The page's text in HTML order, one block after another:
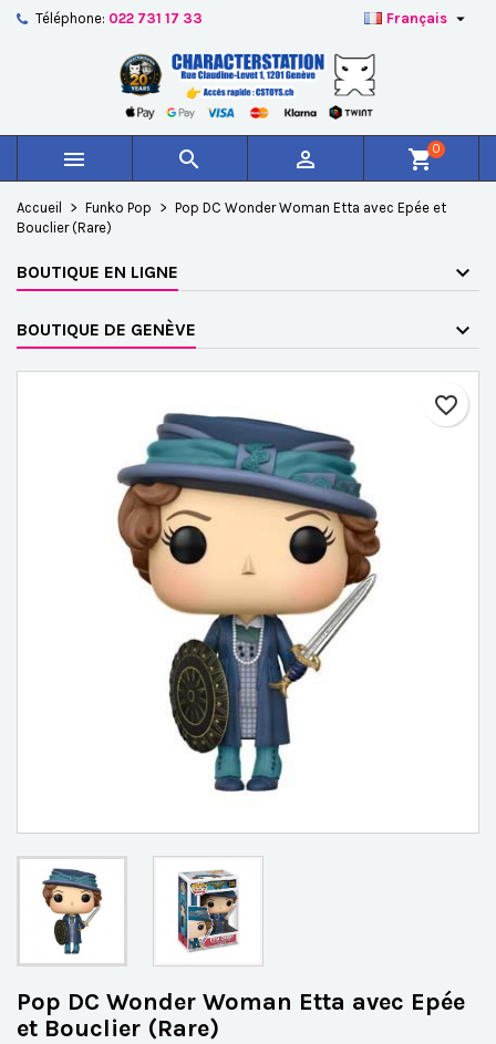
Téléphone: 022 731 17 33 Français 
   shopping_cart0
Accueil Funko Pop
Pop DC Wonder Woman Etta avec Epée et
Bouclier (Rare)
BOUTIQUE EN LIGNE
BOUTIQUE DE GENÈVE
favorite_border
Pop DC Wonder Woman Etta avec Epée
et Bouclier (Rare)
Créer une nouvelle liste
Nom de la liste d'envies
Annuler Créer une liste d'envies
Vous devez être connecté pour ajouter des produits à
votre liste d'envies.